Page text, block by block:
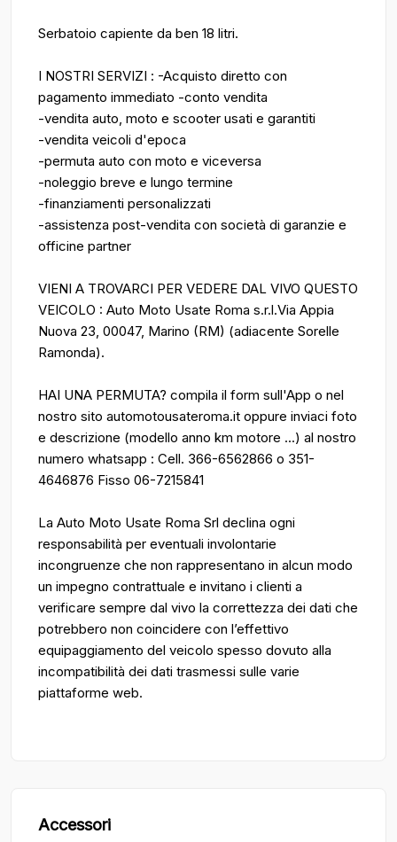
Serbatoio capiente da ben 18 litri.
I NOSTRI SERVIZI : -Acquisto diretto con
pagamento immediato -conto vendita
-vendita auto, moto e scooter usati e garantiti
-vendita veicoli d'epoca
-permuta auto con moto e viceversa
-noleggio breve e lungo termine
-finanziamenti personalizzati
-assistenza post-vendita con società di garanzie e
officine partner
VIENI A TROVARCI PER VEDERE DAL VIVO QUESTO
VEICOLO : Auto Moto Usate Roma s.r.l.Via Appia
Nuova 23, 00047, Marino (RM) (adiacente Sorelle
Ramonda).
HAI UNA PERMUTA? compila il form sull'App o nel
nostro sito automotousateroma.it oppure inviaci foto
e descrizione (modello anno km motore ...) al nostro
numero whatsapp : Cell. 366-6562866 o 351-
4646876 Fisso 06-7215841
La Auto Moto Usate Roma Srl declina ogni
responsabilità per eventuali involontarie
incongruenze che non rappresentano in alcun modo
un impegno contrattuale e invitano i clienti a
verificare sempre dal vivo la correttezza dei dati che
potrebbero non coincidere con l’effettivo
equipaggiamento del veicolo spesso dovuto alla
incompatibilità dei dati trasmessi sulle varie
piattaforme web.
Accessori